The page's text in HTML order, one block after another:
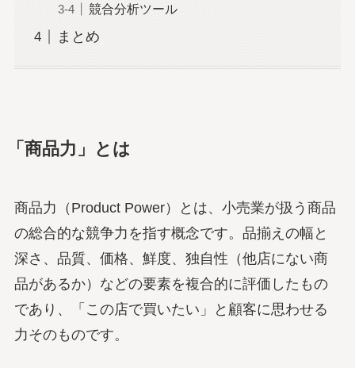
競合分析ツール
まとめ
「商品力」とは
商品力（Product Power）とは、小売業が扱う商品
の総合的な競争力を指す概念です。品揃えの幅と
深さ、品質、価格、鮮度、独自性（他店にない商
品があるか）などの要素を複合的に評価したもの
であり、「この店で買いたい」と顧客に思わせる
力そのものです。